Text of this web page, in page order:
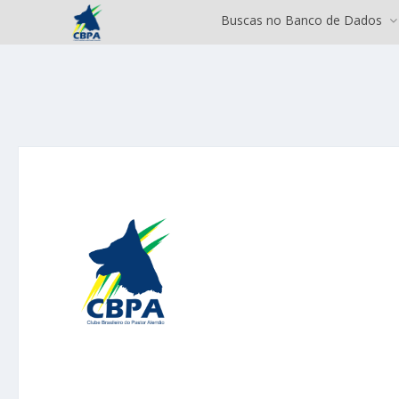
Buscas no Banco de Dados